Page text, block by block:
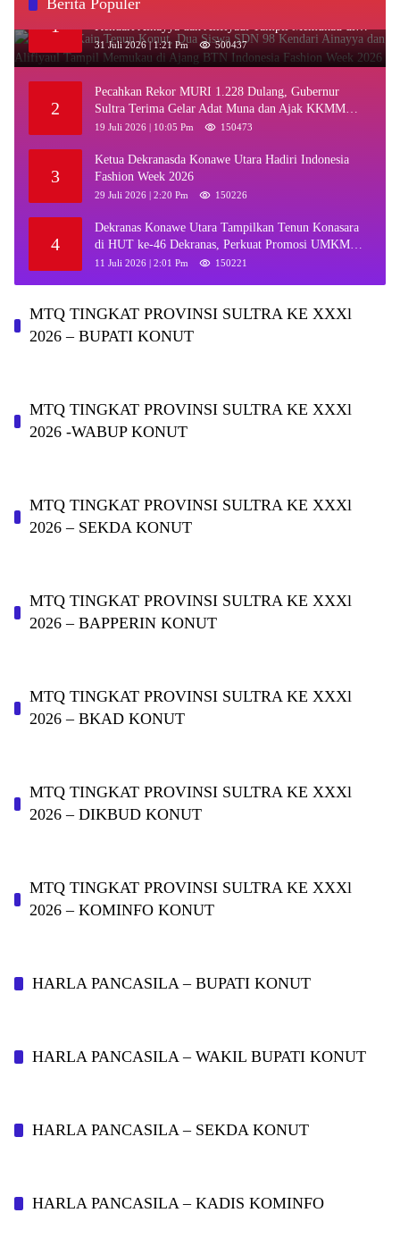
Berita Populer
1
‎Kenakan Kain Tenun Konut, Dua Siswa SDN 98
Kendari Ainayya dan Alifiyaul Tampil Memukau di
Ajang BTN Indonesia Fashion Week 2026
31 Juli 2026 | 1:21 Pm 500437
2
Pecahkan Rekor MURI 1.228 Dulang, Gubernur
Sultra Terima Gelar Adat Muna dan Ajak KKMM
Bersinergi
19 Juli 2026 | 10:05 Pm 150473
3
Ketua Dekranasda Konawe Utara Hadiri Indonesia
Fashion Week 2026
29 Juli 2026 | 2:20 Pm 150226
4
Dekranas Konawe Utara Tampilkan Tenun Konasara
di HUT ke-46 Dekranas, Perkuat Promosi UMKM
Daerah
11 Juli 2026 | 2:01 Pm 150221
MTQ TINGKAT PROVINSI SULTRA KE XXXl
2026 – BUPATI KONUT
MTQ TINGKAT PROVINSI SULTRA KE XXXl
2026 -WABUP KONUT
MTQ TINGKAT PROVINSI SULTRA KE XXXl
2026 – SEKDA KONUT
MTQ TINGKAT PROVINSI SULTRA KE XXXl
2026 – BAPPERIN KONUT
MTQ TINGKAT PROVINSI SULTRA KE XXXl
2026 – BKAD KONUT
MTQ TINGKAT PROVINSI SULTRA KE XXXl
2026 – DIKBUD KONUT
MTQ TINGKAT PROVINSI SULTRA KE XXXl
2026 – KOMINFO KONUT
HARLA PANCASILA – BUPATI KONUT
HARLA PANCASILA – WAKIL BUPATI KONUT
HARLA PANCASILA – SEKDA KONUT
HARLA PANCASILA – KADIS KOMINFO